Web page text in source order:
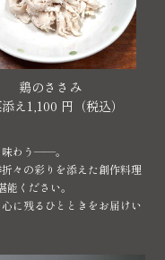
鶏のささみ
え1,100 円（税込）
味わう――。
々の彩りを添えた創作料理
ください。
に残るひとときをお届けい